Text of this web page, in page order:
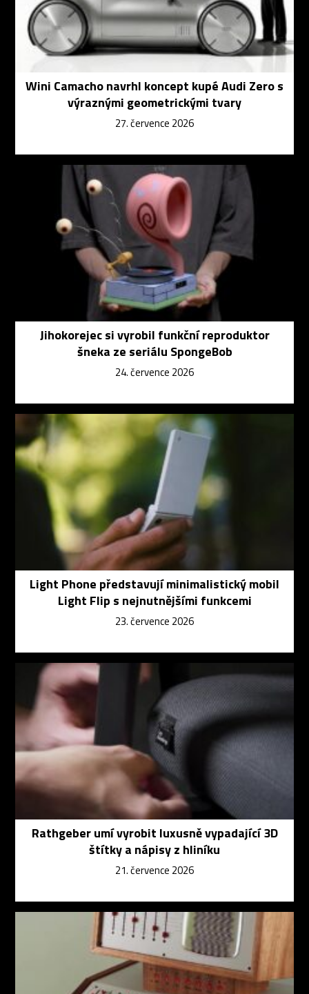
Wini Camacho navrhl koncept kupé Audi Zero s
výraznými geometrickými tvary
27. července 2026
Jihokorejec si vyrobil funkční reproduktor
šneka ze seriálu SpongeBob
24. července 2026
Light Phone představují minimalistický mobil
Light Flip s nejnutnějšími funkcemi
23. července 2026
Rathgeber umí vyrobit luxusně vypadající 3D
štítky a nápisy z hliníku
21. července 2026